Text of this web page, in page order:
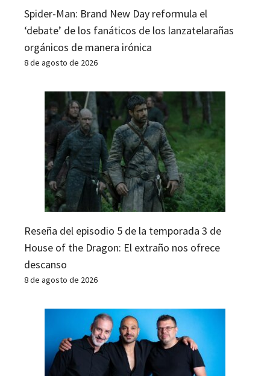
Spider-Man: Brand New Day reformula el
‘debate’ de los fanáticos de los lanzatelarañas
orgánicos de manera irónica
8 de agosto de 2026
Reseña del episodio 5 de la temporada 3 de
House of the Dragon: El extraño nos ofrece
descanso
8 de agosto de 2026